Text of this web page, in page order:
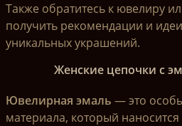
Также обратитесь к ювелиру
получить рекомендации и
уникальных украшений.
Женские цепочки с
Ювелирная эмаль — это
материала, который